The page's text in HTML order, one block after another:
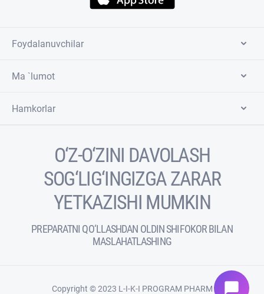
Foydalanuvchilar
Ma `lumot
Hamkorlar
O‘Z-O‘ZINI DAVOLASH
SOG‘LIG‘INGIZGA ZARAR
YETKAZISHI MUMKIN
PREPARATNI QO‘LLASHDAN OLDIN SHIFOKOR BILAN
MASLAHATLASHING
Copyright © 2023 L-I-K-I PROGRAM PHARM chat_bubble